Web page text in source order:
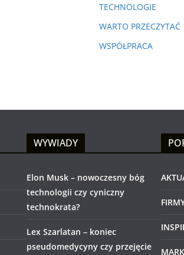
TECHNOLOGIE
WARTO PRZECZYTAĆ
WSPÓŁPRACA
WYWIADY
Elon Musk – nowoczesny bóg
technologii czy cyniczny
technokrata?
Lex Szarlatan – koniec
pseudomedycyny czy przejęcie